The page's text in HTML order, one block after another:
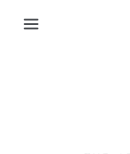
Inhalt
springen